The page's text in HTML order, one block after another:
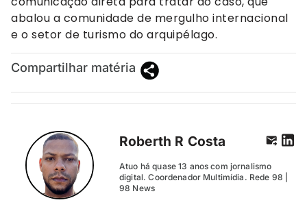
abalou a comunidade de mergulho internacional
e o setor de turismo do arquipélago.
Compartilhar matéria
Roberth R Costa
Atuo há quase 13 anos com jornalismo
digital. Coordenador Multimídia. Rede 98 |
98 News